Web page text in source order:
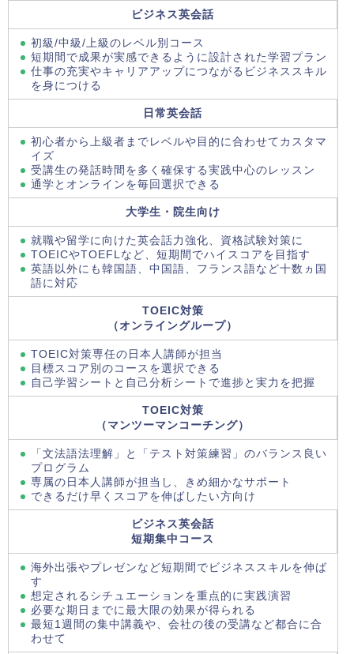
ビジネス英会話
初級/中級/上級のレベル別コース
短期間で成果が実感できるように設計された学習プラン
仕事の充実やキャリアアップにつながるビジネススキル
を身につける
日常英会話
初心者から上級者までレベルや目的に合わせてカスタマ
イズ
受講生の発話時間を多く確保する実践中心のレッスン
通学とオンラインを毎回選択できる
大学生・院生向け
就職や留学に向けた英会話力強化、資格試験対策に
TOEICやTOEFLなど、短期間でハイスコアを目指す
英語以外にも韓国語、中国語、フランス語など十数ヵ国
語に対応
TOEIC対策
（オンライングループ）
TOEIC対策専任の日本人講師が担当
目標スコア別のコースを選択できる
自己学習シートと自己分析シートで進捗と実力を把握
TOEIC対策
（マンツーマンコーチング）
「文法語法理解」と「テスト対策練習」のバランス良い
プログラム
専属の日本人講師が担当し、きめ細かなサポート
できるだけ早くスコアを伸ばしたい方向け
ビジネス英会話
短期集中コース
海外出張やプレゼンなど短期間でビジネススキルを伸ば
す
想定されるシチュエーションを重点的に実践演習
必要な期日までに最大限の効果が得られる
最短1週間の集中講義や、会社の後の受講など都合に合
わせて